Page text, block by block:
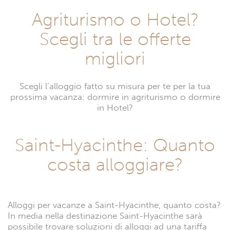
Agriturismo o Hotel?
Scegli tra le offerte
migliori
Scegli l’alloggio fatto su misura per te per la tua
prossima vacanza: dormire in agriturismo o dormire
in Hotel?
Saint-Hyacinthe: Quanto
costa alloggiare?
Alloggi per vacanze a Saint-Hyacinthe, quanto costa?
In media nella destinazione Saint-Hyacinthe sarà
possibile trovare soluzioni di alloggi ad una tariffa